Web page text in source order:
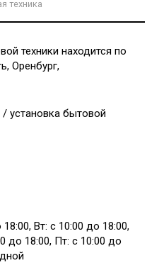
техника
техники находится по
Оренбург,
установка бытовой
Вт: с 10:00 до 18:00,
до 18:00, Пт: с 10:00 до